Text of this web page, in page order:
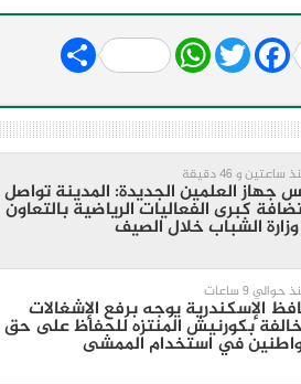
Share WhatsApp
Twitter
ساعتين و 46 دقيقة
جهاز العلمين الجديدة: المدينة تواصل
كبرى الفعاليات الرياضية بالتعاون
الشباب خلال الصيف
حوالي 9 ساعات
الإسكندرية يوجه برفع الإشغالات
بكورنيش المنتزه للحفاظ على حق
في استخدام الممشى